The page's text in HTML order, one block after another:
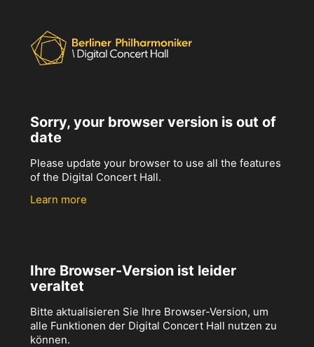
Sorry, your browser version is out of
date
Please update your browser to use all the features
of the Digital Concert Hall.
Learn more
Ihre Browser-Version ist leider
veraltet
Bitte aktualisieren Sie Ihre Browser-Version, um
alle Funktionen der Digital Concert Hall nutzen zu
können.